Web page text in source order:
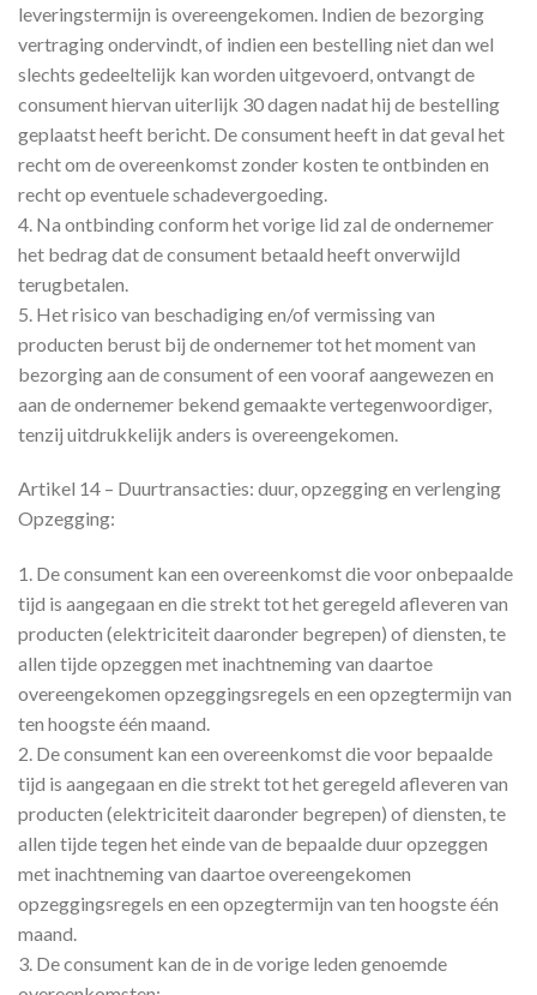
leveringstermijn is overeengekomen. Indien de bezorging
vertraging ondervindt, of indien een bestelling niet dan wel
slechts gedeeltelijk kan worden uitgevoerd, ontvangt de
consument hiervan uiterlijk 30 dagen nadat hij de bestelling
geplaatst heeft bericht. De consument heeft in dat geval het
recht om de overeenkomst zonder kosten te ontbinden en
recht op eventuele schadevergoeding.
4. Na ontbinding conform het vorige lid zal de ondernemer
het bedrag dat de consument betaald heeft onverwijld
terugbetalen.
5. Het risico van beschadiging en/of vermissing van
producten berust bij de ondernemer tot het moment van
bezorging aan de consument of een vooraf aangewezen en
aan de ondernemer bekend gemaakte vertegenwoordiger,
tenzij uitdrukkelijk anders is overeengekomen.
Artikel 14 – Duurtransacties: duur, opzegging en verlenging
Opzegging:
1. De consument kan een overeenkomst die voor onbepaalde
tijd is aangegaan en die strekt tot het geregeld afleveren van
producten (elektriciteit daaronder begrepen) of diensten, te
allen tijde opzeggen met inachtneming van daartoe
overeengekomen opzeggingsregels en een opzegtermijn van
ten hoogste één maand.
2. De consument kan een overeenkomst die voor bepaalde
tijd is aangegaan en die strekt tot het geregeld afleveren van
producten (elektriciteit daaronder begrepen) of diensten, te
allen tijde tegen het einde van de bepaalde duur opzeggen
met inachtneming van daartoe overeengekomen
opzeggingsregels en een opzegtermijn van ten hoogste één
maand.
3. De consument kan de in de vorige leden genoemde